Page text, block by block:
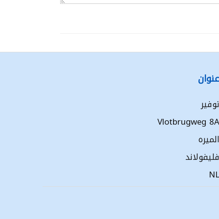
عنوان
توفير
Vlotbrugweg 8A
الميره
فليفولاند
NL